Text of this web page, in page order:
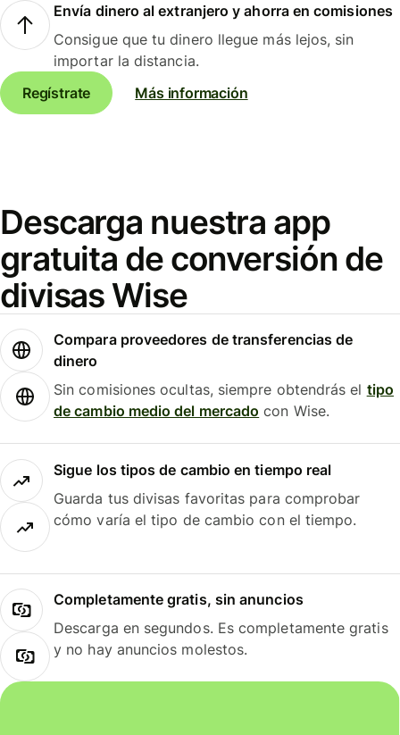
Envía dinero al extranjero y ahorra en comisiones
Consigue que tu dinero llegue más lejos, sin
importar la distancia.
Regístrate
Más información
Descarga nuestra app
gratuita de conversión de
divisas Wise
Compara proveedores de transferencias de
dinero
Sin comisiones ocultas, siempre obtendrás el tipo
de cambio medio del mercado con Wise.
Sigue los tipos de cambio en tiempo real
Guarda tus divisas favoritas para comprobar
cómo varía el tipo de cambio con el tiempo.
Completamente gratis, sin anuncios
Descarga en segundos. Es completamente gratis
y no hay anuncios molestos.